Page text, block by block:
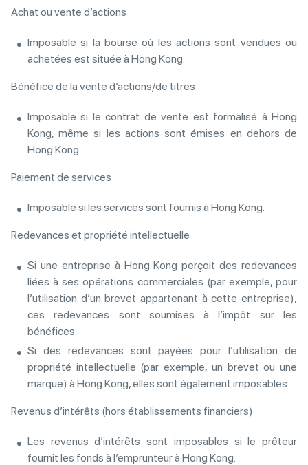
Achat ou vente d’actions
Imposable si la bourse où les actions sont vendues ou
achetées est située à Hong Kong.
Bénéfice de la vente d’actions/de titres
Imposable si le contrat de vente est formalisé à Hong
Kong, même si les actions sont émises en dehors de
Hong Kong.
Paiement de services
Imposable si les services sont fournis à Hong Kong.
Redevances et propriété intellectuelle
Si une entreprise à Hong Kong perçoit des redevances
liées à ses opérations commerciales (par exemple, pour
l’utilisation d’un brevet appartenant à cette entreprise),
ces redevances sont soumises à l’impôt sur les
bénéfices.
Si des redevances sont payées pour l’utilisation de
propriété intellectuelle (par exemple, un brevet ou une
marque) à Hong Kong, elles sont également imposables.
Revenus d’intérêts (hors établissements financiers)
Les revenus d’intérêts sont imposables si le prêteur
fournit les fonds à l’emprunteur à Hong Kong.